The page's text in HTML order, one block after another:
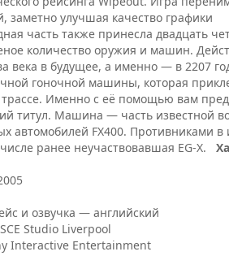
заметно улучшая качество графики
часть также принесла двадцать
количество оружия и машин.
века в будущее, а именно — в 2207
гоночной машины, которая
Именно с её помощью вам
титул. Машина — часть известной
автомобилей FX400. Противниками в
ранее неучаствовавшая EG-X.
и озвучка — английский
Studio Liverpool
Interactive Entertainment